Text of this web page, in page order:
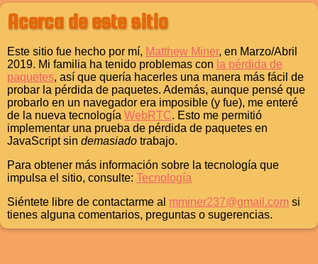
Acerca de este sitio
Este sitio fue hecho por mí, Matthew Miner, en Marzo/Abril
2019. Mi familia ha tenido problemas con la pérdida de
paquetes, así que quería hacerles una manera más fácil de
probar la pérdida de paquetes. Además, aunque pensé que
probarlo en un navegador era imposible (y fue), me enteré
de la nueva tecnología WebRTC. Esto me permitió
implementar una prueba de pérdida de paquetes en
JavaScript sin demasiado trabajo.
Para obtener más información sobre la tecnología que
impulsa el sitio, consulte: Tecnología
Siéntete libre de contactarme al mminer237@gmail.com si
tienes alguna comentarios, preguntas o sugerencias.